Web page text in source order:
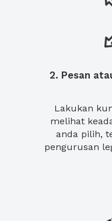
2. Pesan
Lakukan
melihat
anda pilih,
pengurusan